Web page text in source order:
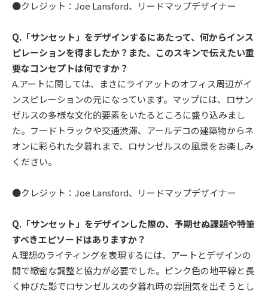
●クレジット：Joe Lansford、リードマップデザイナー
Q.「サンセット」をデザインするにあたって、何からインス
ピレーションを得ましたか？また、このスキンで伝えたい重
要なコンセプトは何ですか？
A.アートに関しては、まさにライアットのオフィス周辺がイ
ンスピレーションの元になっています。マップには、ロサン
ゼルスの多様な文化的要素をいたるところに盛り込みまし
た。フードトラックや交通渋滞、アールデコの建築物からネ
オンに彩られた夕暮れまで、ロサンゼルスの風景をお楽しみ
ください。
●クレジット：Joe Lansford、リードマップデザイナー
Q.「サンセット」をデザインした際の、予期せぬ課題や特筆
すべきエピソードはありますか？
A.理想のライティングを表現するには、アートとデザインの
間で緻密な調整と協力が必要でした。ピンク色の地平線と長
く伸びた影でロサンゼルスの夕暮れ時の雰囲気を出そうとし